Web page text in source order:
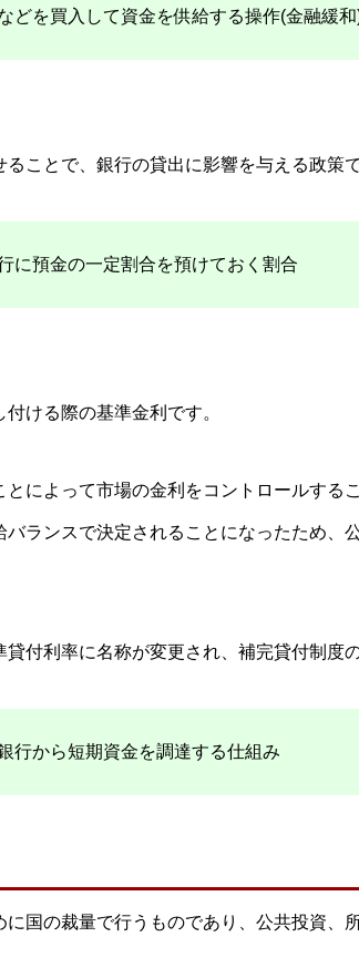
どを買入して資金を供給する操作(金融緩
ことで、銀行の貸出に影響を与える政策で
に預金の一定割合を預けておく割合
ける際の基準金利です。
によって市場の金利をコントロールする
ランスで決定されることになったため、
付利率に名称が変更され、補完貸付制度
行から短期資金を調達する仕組み
国の裁量で行うものであり、公共投資、